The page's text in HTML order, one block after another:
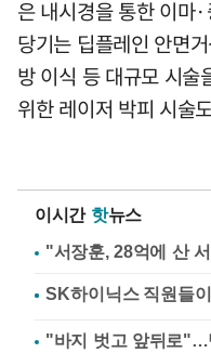
은 내시경을 통한 이마
당기는 딥플레인 안면
방 이식 등 대규모 시술
위한 레이저 박피 시술
이시간 핫뉴스
"서장훈, 28억에 산
"바지 벗고 앞뒤로"…